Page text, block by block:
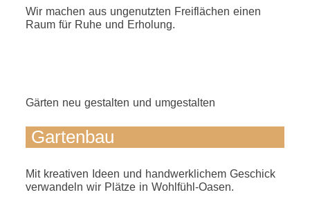
Wir machen aus ungenutzten Freiflächen einen
Raum für Ruhe und Erholung.
Gärten neu gestalten und umgestalten
Gartenbau
Mit kreativen Ideen und handwerklichem Geschick
verwandeln wir Plätze in Wohlfühl-Oasen.